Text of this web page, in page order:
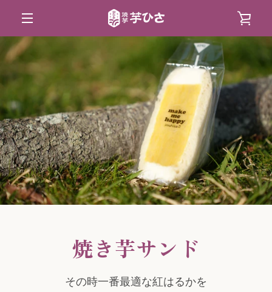
ン
ス
キ
ッ
プ
す
る
ニ
ー
ト
見
る
焼き芋サンド
その時一番最適な紅はるかを